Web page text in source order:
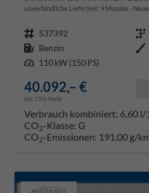
unverbindliche Lieferzeit: 9 Monate
Fahrzeugnr. 537392 Getriebe
Kraftstoff Benzin Außenfarbe
Leistung 110 kW (150 PS)
40.092,– €
incl. 19% MwSt.
Verbrauch kombiniert: 6,60 l/
CO2-Klasse: G
CO2-Emissionen: 191,00 g/